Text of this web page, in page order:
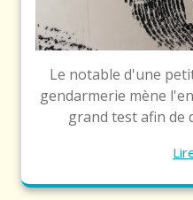
Le notable d'une
gendarmerie mène
grand test afin de